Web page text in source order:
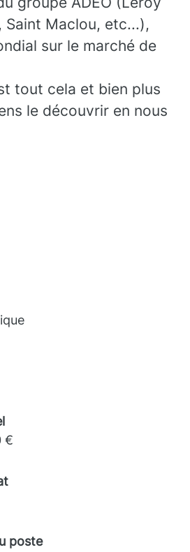
Saint Maclou, etc...),
sur le marché de
tout cela et bien plus
le découvrir en nous
€
poste